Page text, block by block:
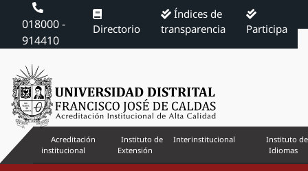
018000 -
914410
Directorio
Índices de
transparencia
Participa
Acreditación
institucional
Instituto de
Extensión
Interinstitucional
Instituto de
Idiomas